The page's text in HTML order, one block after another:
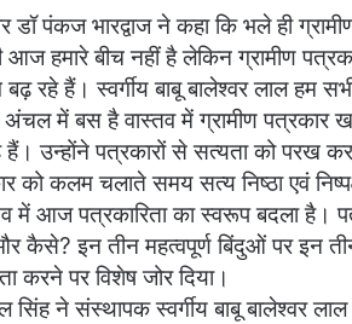
डॉ पंकज भारद्वाज ने कहा कि भले ही
आज हमारे बीच नहीं है लेकिन ग्रामीण
रहे हैं। स्वर्गीय बाबू बालेश्वर लाल हम
में बस है वास्तव में ग्रामीण पत्रकार
उन्होंने पत्रकारों से सत्यता को परख
को कलम चलाते समय सत्य निष्ठा एवं
में आज पत्रकारिता का स्वरूप बदला है।
इन तीन महत्वपूर्ण बिंदुओं पर इन
करने पर विशेष जोर दिया।
ने संस्थापक स्वर्गीय बाबू बालेश्वर